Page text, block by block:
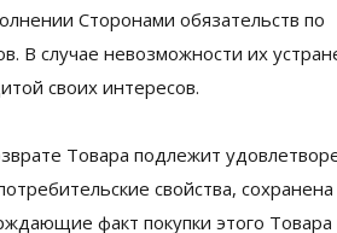
Сторонами обязательств по
В случае невозможности их
своих интересов.
Товара подлежит
свойства,
факт покупки этого Товара